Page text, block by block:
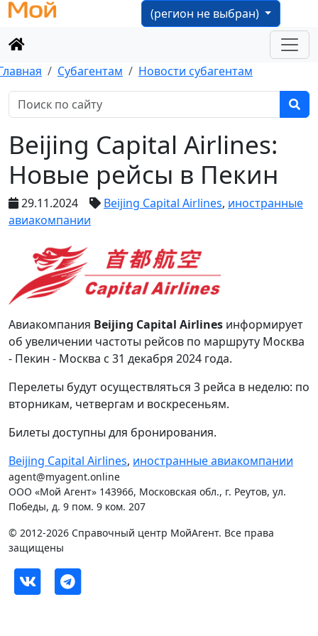
(регион не выбран)
Субагентам Новости субагентам
Beijing Capital Airlines:
Новые рейсы в Пекин
29.11.2024 Beijing Capital Airlines, иностранные
авиакомпании
Авиакомпания Beijing Capital Airlines информирует
об увеличении частоты рейсов по маршруту Москва
- Пекин - Москва с 31 декабря 2024 года.
Перелеты будут осуществляться 3 рейса в неделю: по
вторникам, четвергам и воскресеньям.
Билеты доступны для бронирования.
Beijing Capital Airlines, иностранные авиакомпании
agent@myagent.online
ООО «Мой Агент» 143966, Московская обл., г. Реутов, ул.
Победы, д. 9 пом. 9 ком. 207
© 2012-2026 Справочный центр МойАгент. Все права
защищены